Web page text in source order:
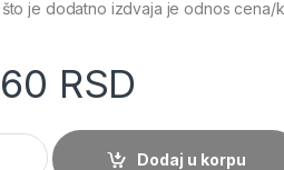
što je dodatno izdvaja je odnos cena/
RSD
(SDS+) - BLADE BBSDS+ količina
Dodaj u korpu